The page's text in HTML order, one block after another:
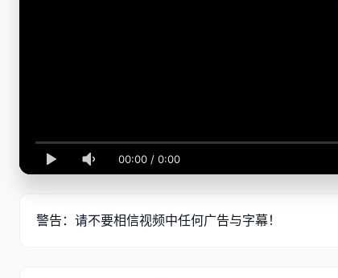
00:00 / 0:00
警告：请不要相信视频中任何广告与字幕！